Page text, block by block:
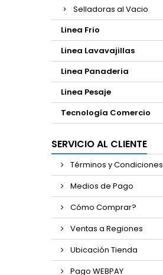
Selladoras al Vacio
Linea Frio
Linea Lavavajillas
Linea Panaderia
Linea Pesaje
Tecnología Comercio
SERVICIO AL CLIENTE
Términos y Condiciones
Medios de Pago
Cómo Comprar?
Ventas a Regiones
Ubicación Tienda
Pago WEBPAY